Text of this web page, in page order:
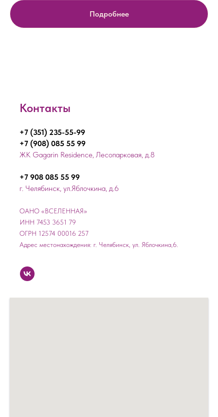
Подробнее
Контакты
+7 (351) 235-55-99
+7 (908) 085 55 99
ЖК Gagarin Residence, Лесопарковая, д.8
+7 908 085 55 99
г. Челябинск, ул.Яблочкина, д.6
ОАНО «ВСЕЛЕННАЯ»
ИНН 7453 3651 79
ОГРН 12574 00016 257
Адрес местонахождения: г. Челябинск, ул. Яблочкина,6.